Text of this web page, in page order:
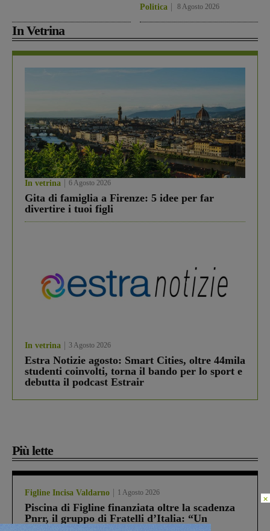
Politica 8 Agosto 2026
In Vetrina
In vetrina 6 Agosto 2026
Gita di famiglia a Firenze: 5 idee per far
divertire i tuoi figli
In vetrina 3 Agosto 2026
Estra Notizie agosto: Smart Cities, oltre 44mila
studenti coinvolti, torna il bando per lo sport e
debutta il podcast Estrair
Più lette
Figline Incisa Valdarno 1 Agosto 2026
Piscina di Figline finanziata oltre la scadenza
Pnrr, il gruppo di Fratelli d’Italia: “Un
×